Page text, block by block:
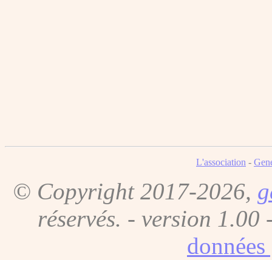
L'association -
© Copyright 2017-2026,
réservés. - version 1.00